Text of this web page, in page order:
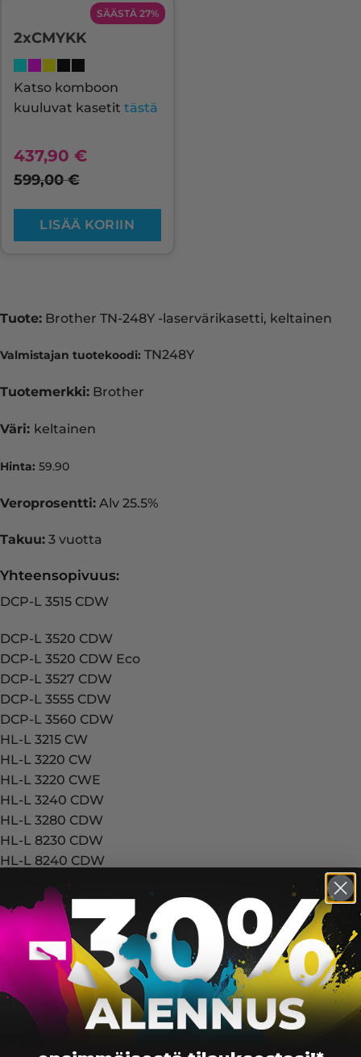
SÄÄSTÄ 27%
2xCMYKK
Katso komboon
kuuluvat kasetit tästä
437,90 €
599,00€
LISÄÄ KORIIN
Tuote: Brother TN-248Y -laservärikasetti, keltainen
Valmistajan tuotekoodi: TN248Y
Tuotemerkki: Brother
Väri: keltainen
Hinta: 59.90
Veroprosentti: Alv 25.5%
Takuu: 3 vuotta
Yhteensopivuus:
DCP-L 3515 CDW
DCP-L 3520 CDW
DCP-L 3520 CDW Eco
DCP-L 3527 CDW
DCP-L 3555 CDW
DCP-L 3560 CDW
HL-L 3215 CW
HL-L 3220 CW
HL-L 3220 CWE
HL-L 3240 CDW
HL-L 3280 CDW
HL-L 8230 CDW
HL-L 8240 CDW
MFC-L 3740 CDW
MFC-L 3740 CDW Eco
MFC-L 3740 Series
MFC-L 3760 CDW
MFC-L 8300 Series
MFC-L 8340 CDW
MFC-L 8390 CDW